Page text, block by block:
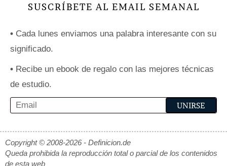
SUSCRÍBETE AL EMAIL SEMANAL
• Cada lunes enviamos una palabra interesante con su
significado.
• Recibe un ebook de regalo con las mejores técnicas
de estudio.
Copyright © 2008-2026 - Definicion.de
Queda prohibida la reproducción total o parcial de los contenidos
de esta web